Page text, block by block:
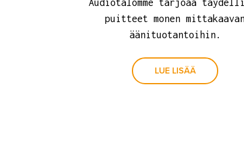
Audiotalomme tarjoaa
puitteet monen
äänituotantoihin.
LUE LISÄÄ